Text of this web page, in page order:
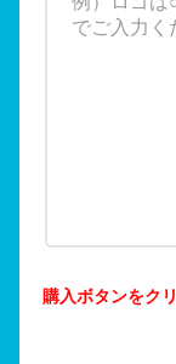
購入ボタンをク